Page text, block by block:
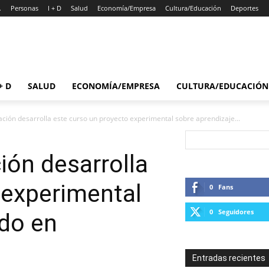
Personas I + D Salud Economía/Empresa Cultura/Educación Deportes
D SALUD ECONOMÍA/EMPRESA CULTURA/EDUCACIÓN
desarrolla este curso un proyecto experimental sobre aprendizaje...
desarrolla
en
0 Fans
0 Seguidores
Entradas recientes